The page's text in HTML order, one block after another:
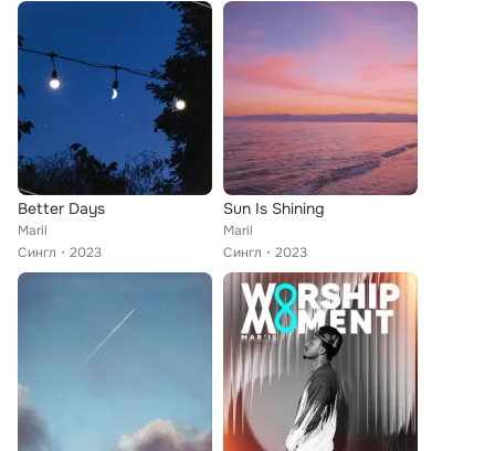
Better Days
Maril
Сингл
2023
Sun Is Shining
Maril
Сингл
2023